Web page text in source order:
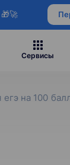
Сервисы
на 100